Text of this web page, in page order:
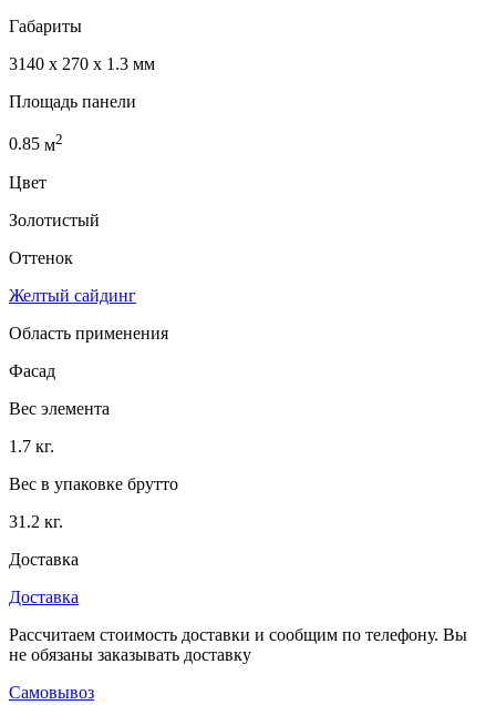
Габариты
3140 x 270 x 1.3 мм
Площадь панели
0.85 м2
Цвет
Золотистый
Оттенок
Желтый сайдинг
Область применения
Фасад
Вес элемента
1.7 кг.
Вес в упаковке брутто
31.2 кг.
Доставка
Доставка
Рассчитаем стоимость доставки и сообщим по телефону. Вы
не обязаны заказывать доставку
Самовывоз